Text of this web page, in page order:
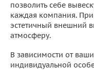
позволить себе
каждая компания.
эстетичный внешний
атмосферу.
В зависимости от
индивидуальной